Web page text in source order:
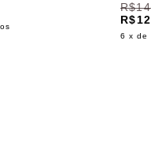
6 x de